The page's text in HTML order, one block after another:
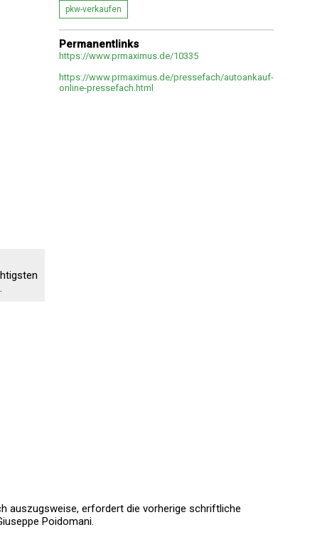
pkw-verkaufen
Permanentlinks
https://www.prmaximus.de/10335
https://www.prmaximus.de/pressefach/autoankauf-
online-pressefach.html
auszugsweise, erfordert die vorherige schriftliche
Poidomani.